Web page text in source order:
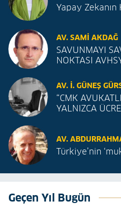
Yapay
AV. SAMI AKDAĞ
SAVUNMAYI
NOKTASI
AV. İ. GÜNEŞ
“CMK
YALNIZCA
AV.
Türkiye’nin
Geçen Yıl Bugün